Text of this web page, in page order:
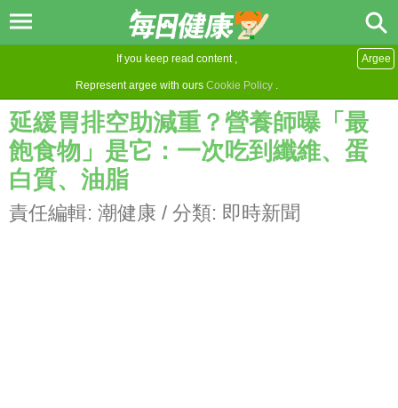
If you keep read content ,
Represent argee with ours Cookie Policy .
Argee
延緩胃排空助減重？營養師曝「最
飽食物」是它：一次吃到纖維、蛋
白質、油脂
責任編輯: 潮健康 / 分類: 即時新聞